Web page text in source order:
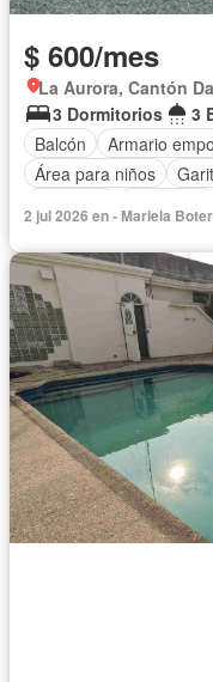
$ 600/mes
La Aurora, Cantón
3 Dormitorios
3
Balcón
Armario
Área para niños
2 jul 2026 en - Mariela